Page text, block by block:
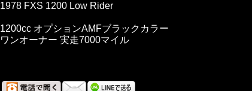
1978 FXS 1200 Low Rider
1200cc オプションAMFブラックカラー
ワンオーナー 実走7000マイル